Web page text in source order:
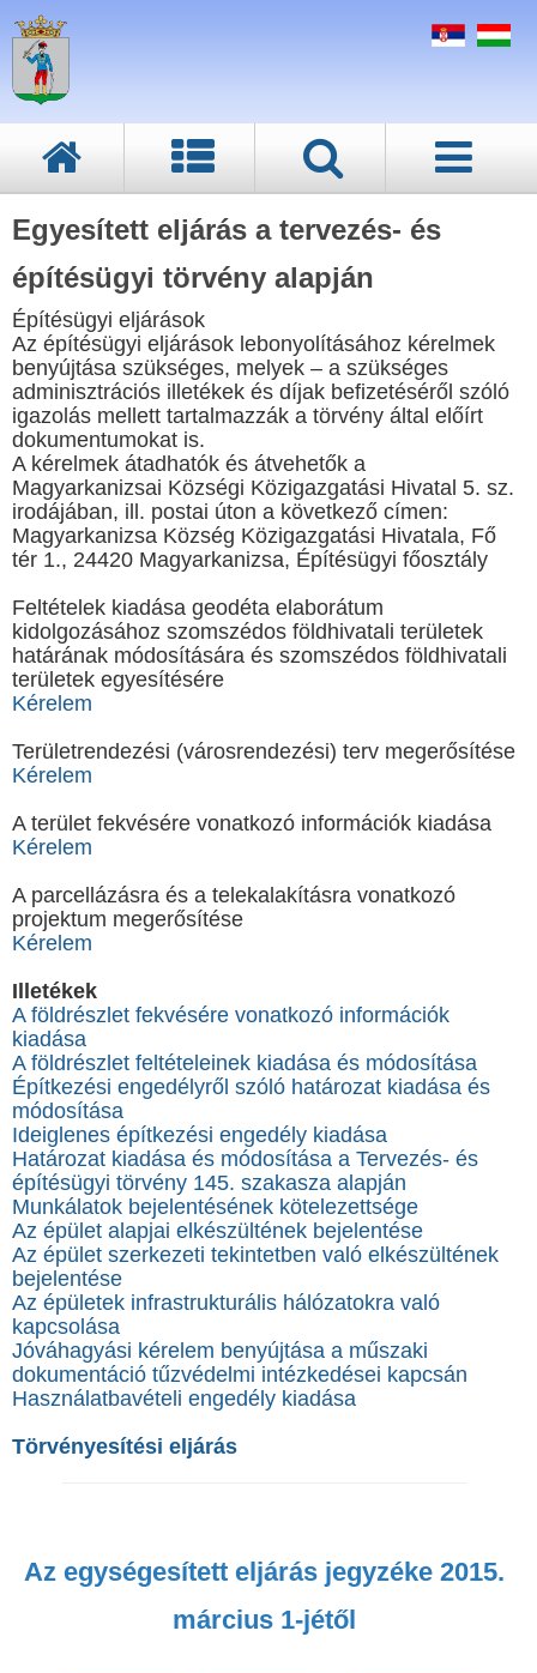
Egyesített eljárás a tervezés- és
építésügyi törvény alapján
Építésügyi eljárások
Az építésügyi eljárások lebonyolításához kérelmek
benyújtása szükséges, melyek – a szükséges
adminisztrációs illetékek és díjak befizetéséről szóló
igazolás mellett tartalmazzák a törvény által előírt
dokumentumokat is.
A kérelmek átadhatók és átvehetők a
Magyarkanizsai Községi Közigazgatási Hivatal 5. sz.
irodájában, ill. postai úton a következő címen:
Magyarkanizsa Község Közigazgatási Hivatala, Fő
tér 1., 24420 Magyarkanizsa, Építésügyi főosztály
Feltételek kiadása geodéta elaborátum
kidolgozásához szomszédos földhivatali területek
határának módosítására és szomszédos földhivatali
területek egyesítésére
Kérelem
Területrendezési (városrendezési) terv megerősítése
Kérelem
A terület fekvésére vonatkozó információk kiadása
Kérelem
A parcellázásra és a telekalakításra vonatkozó
projektum megerősítése
Kérelem
Illеtékek
A földrészlet fekvésére vonatkozó információk
kiadása
A földrészlet feltételeinek kiadása és módosítása
Építkezési engedélyről szóló határozat kiadása és
módosítása
Ideiglenes építkezési engedély kiadása
Határozat kiadása és módosítása a Tervezés- és
építésügyi törvény 145. szakasza alapján
Munkálatok bejelentésének kötelezettsége
Az épület alapjai elkészültének bejelentése
Az épület szerkezeti tekintetben való elkészültének
bejelentése
Az épületek infrastrukturális hálózatokra való
kapcsolása
Jóváhagyási kérelem benyújtása a műszaki
dokumentáció tűzvédelmi intézkedései kapcsán
Használatbavételi engedély kiadása
Törvényesítési eljárás
Az egységesített eljárás jegyzéke 2015.
március 1-jétől